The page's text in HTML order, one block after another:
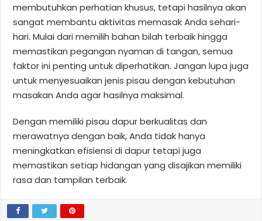
membutuhkan perhatian khusus, tetapi hasilnya akan
sangat membantu aktivitas memasak Anda sehari-
hari. Mulai dari memilih bahan bilah terbaik hingga
memastikan pegangan nyaman di tangan, semua
faktor ini penting untuk diperhatikan. Jangan lupa juga
untuk menyesuaikan jenis pisau dengan kebutuhan
masakan Anda agar hasilnya maksimal.
Dengan memiliki pisau dapur berkualitas dan
merawatnya dengan baik, Anda tidak hanya
meningkatkan efisiensi di dapur tetapi juga
memastikan setiap hidangan yang disajikan memiliki
rasa dan tampilan terbaik.